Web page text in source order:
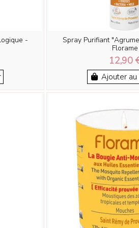
-
Spray Purifiant
Florame
12,90
Ajouter au